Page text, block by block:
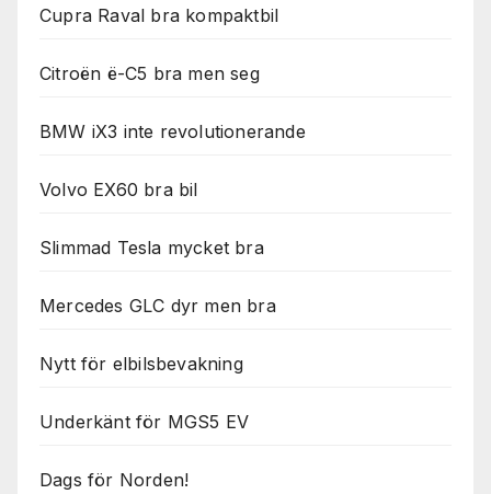
Cupra Raval bra kompaktbil
Citroën ë-C5 bra men seg
BMW iX3 inte revolutionerande
Volvo EX60 bra bil
Slimmad Tesla mycket bra
Mercedes GLC dyr men bra
Nytt för elbilsbevakning
Underkänt för MGS5 EV
Dags för Norden!